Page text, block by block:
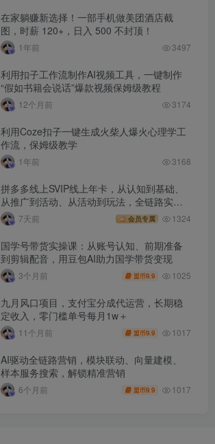
在家躺赚新选择！一部手机做美团酒店截
图，时薪 120+，日入 500 不封顶！
1年前 3497
利用扣子工作流制作AI视频工具，一键制作
“假如书籍会说话”爆款视频保姆级教程
12个月前 3174
利用Coze扣子一键生成火柴人爆火心理学工
作流，保姆级教学
1年前 3168
拼多多线上SVIP线上年卡，从认知到基础、
从推广到活动、从活动到玩法，全链路实战
(260730)
7天前 会员专属 1324
国学号带货实操课：从账号认知、前期准备
到剪辑配音，用豆包AI助力国学带货变现
3个月前 盟币9.9 1025
九月风口项目，支付宝分成代运营，长期稳
定收入，零门槛单号每月1w＋
11个月前 盟币9.9 1017
AI驱动全链路营销，模块联动、向量建模、
样本服务搜索，解锁精准营销
6个月前 盟币9.9 1017